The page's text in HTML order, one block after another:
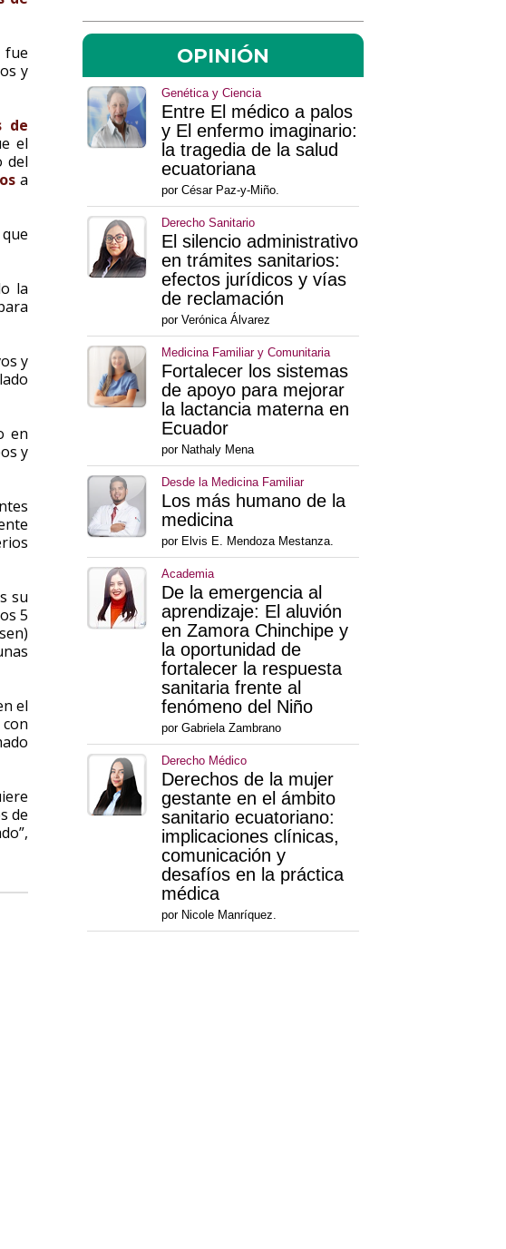
OPINIÓN
Genética y Ciencia
Entre El médico a palos
y El enfermo imaginario:
la tragedia de la salud
ecuatoriana
por César Paz-y-Miño.
Derecho Sanitario
El silencio administrativo
en trámites sanitarios:
efectos jurídicos y vías
de reclamación
por Verónica Álvarez
Medicina Familiar y Comunitaria
Fortalecer los sistemas
de apoyo para mejorar
la lactancia materna en
Ecuador
por Nathaly Mena
Desde la Medicina Familiar
Los más humano de la
medicina
por Elvis E. Mendoza Mestanza.
Academia
De la emergencia al
aprendizaje: El aluvión
en Zamora Chinchipe y
la oportunidad de
fortalecer la respuesta
sanitaria frente al
fenómeno del Niño
por Gabriela Zambrano
Derecho Médico
Derechos de la mujer
gestante en el ámbito
sanitario ecuatoriano:
implicaciones clínicas,
comunicación y
desafíos en la práctica
médica
por Nicole Manríquez.
y
de
el
del
a
que
la
y
en
y
su
5
el
de